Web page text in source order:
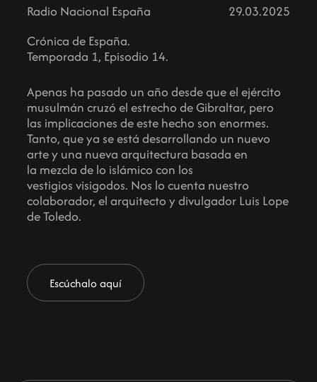
Radio Nacional España
29.03.2025
Crónica de España.
Temporada 1, Episodio 14.
Apenas ha pasado un año desde que el ejército
musulmán cruzó el estrecho de Gibraltar, pero
las implicaciones de este hecho son enormes.
Tanto, que ya se está desarrollando un nuevo
arte y una nueva arquitectura basada en
la mezcla de lo islámico con los
vestigios visigodos. Nos lo cuenta nuestro
colaborador, el arquitecto y divulgador Luis Lope
de Toledo.
Escúchalo aquí